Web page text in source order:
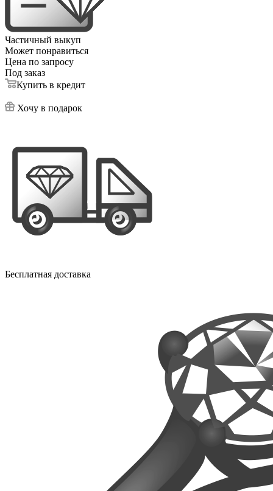
Частичный выкуп
Может понравиться
Цена по запросу
Под заказ
Купить в кредит
Хочу в подарок
Бесплатная доставка